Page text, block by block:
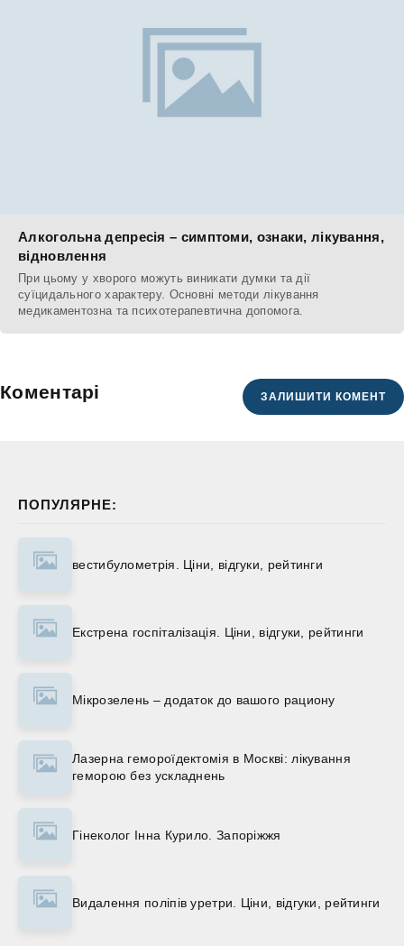
ПОПУЛЯРНЕ:
вестибулометрія. Ціни, відгуки, рейтинги
Екстрена госпіталізація. Ціни, відгуки, рейтинги
Мікрозелень – додаток до вашого рациону
Лазерна гемороїдектомія в Москві: лікування
геморою без ускладнень
Гінеколог Інна Курило. Запоріжжя
Видалення поліпів уретри. Ціни, відгуки, рейтинги
Алкогольна депресія – симптоми, ознаки, лікування,
відновлення
При цьому у хворого можуть виникати думки та дії
суїцидального характеру. Основні методи лікування
медикаментозна та психотерапевтична допомога.
Коментарі ЗАЛИШИТИ КОМЕНТ